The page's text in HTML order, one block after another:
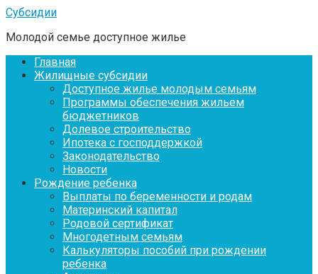
Перейти
контенту
Субсидии
Молодой семье доступное жилье
Главная
Жилищные субсидии
Доступное жилье молодым семьям
Программы обеспечения жильем
бюджетников
Долевое строительство
Ипотека с господдержкой
Законодательство
Новости
Рождение ребенка
Выплаты по беременности и родам
Материнский капитал
Родовой сертификат
Многодетным семьям
Калькуляторы пособий при рождении
ребенка